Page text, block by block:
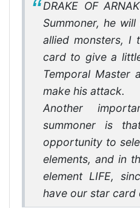
DRAKE OF
Summoner, he
allied monsters, I
card to give a
Temporal Master
make his attack.
Another
summoner is
opportunity to
elements, and in
element LIFE,
have our star card